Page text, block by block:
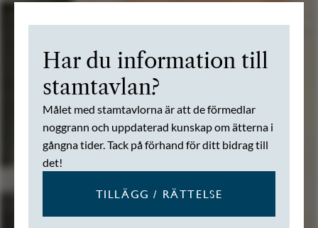
Har du information till
stamtavlan?
Målet med stamtavlorna är att de förmedlar
noggrann och uppdaterad kunskap om ätterna i
gångna tider. Tack på förhand för ditt bidrag till
det!
TILLÄGG / RÄTTELSE